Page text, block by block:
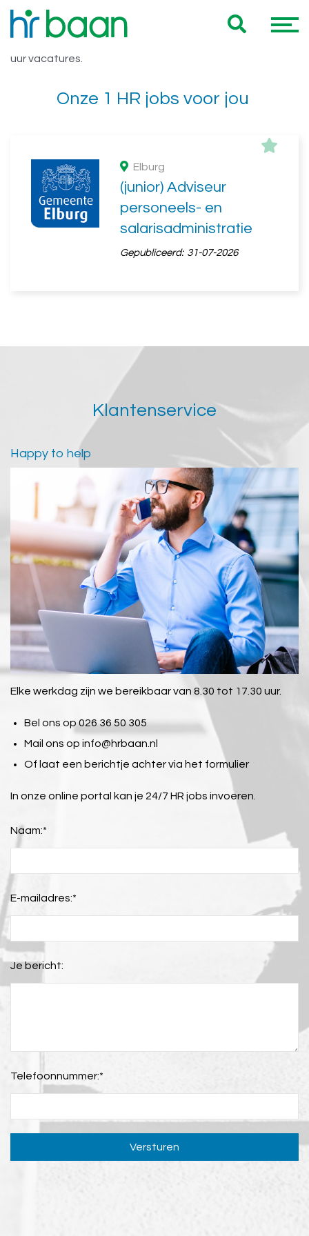
Vacatures Gelderland 28 uur
Hieronder vind je een overzicht van al onze Gelderland 28
uur vacatures.
Onze 1 HR jobs voor jou
Elburg
(junior) Adviseur
personeels- en
salarisadministratie
Gepubliceerd: 31-07-2026
Klantenservice
Happy to help
Elke werkdag zijn we bereikbaar van 8.30 tot 17.30 uur.
Bel ons op 026 36 50 305
Mail ons op info@hrbaan.nl
Of laat een berichtje achter via het formulier
In onze online portal kan je 24/7 HR jobs invoeren.
Naam:*
E-mailadres:*
Je bericht:
Telefoonnummer:*
Versturen